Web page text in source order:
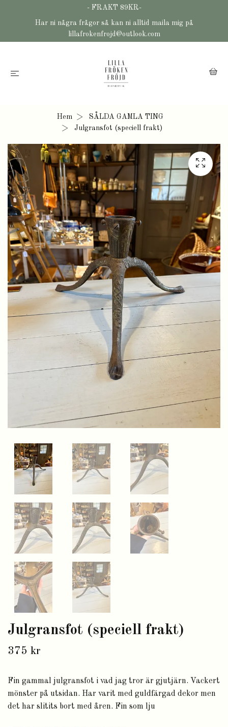
- FRAKT 89KR-
Har ni några frågor så kan ni alltid maila mig på
lillafrokenfrojd@outlook.com
Hem
SÅLDA GAMLA TING
Julgransfot (speciell frakt)
Julgransfot (speciell frakt)
375 kr
Fin gammal julgransfot i vad jag tror är gjutjärn. Vackert
mönster på utsidan. Har varit med guldfärgad dekor men
det har slitits bort med åren. Fin som lju